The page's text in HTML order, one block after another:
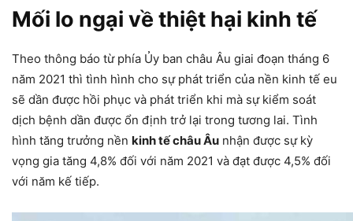
Mối lo ngại về thiệt hại kinh tế
Theo thông báo từ phía Ủy ban châu Âu giai đoạn tháng 6
năm 2021 thì tình hình cho sự phát triển của nền kinh tế eu
sẽ dần được hồi phục và phát triển khi mà sự kiểm soát
dịch bệnh dần được ổn định trở lại trong tương lai. Tình
hình tăng trưởng nền kinh tế châu Âu nhận được sự kỳ
vọng gia tăng 4,8% đối với năm 2021 và đạt được 4,5% đối
với năm kế tiếp.